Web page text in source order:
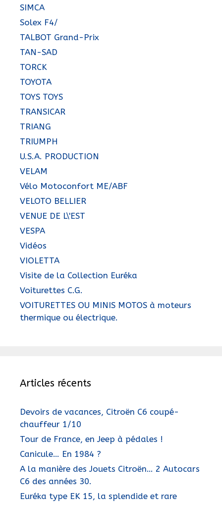
SIMCA
Solex F4/
TALBOT Grand-Prix
TAN-SAD
TORCK
TOYOTA
TOYS TOYS
TRANSICAR
TRIANG
TRIUMPH
U.S.A. PRODUCTION
VELAM
Vélo Motoconfort ME/ABF
VELOTO BELLIER
VENUE DE L\'EST
VESPA
Vidéos
VIOLETTA
Visite de la Collection Euréka
Voiturettes C.G.
VOITURETTES OU MINIS MOTOS à moteurs
thermique ou électrique.
Articles récents
Devoirs de vacances, Citroën C6 coupé-
chauffeur 1/10
Tour de France, en Jeep à pédales !
Canicule… En 1984 ?
A la manière des Jouets Citroën… 2 Autocars
C6 des années 30.
Euréka type EK 15, la splendide et rare